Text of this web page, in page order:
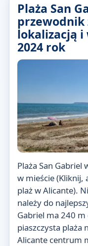
Plaża San
lokalizacją i
2024 rok
Plaża San Gabriel
w mieście (Kliknij,
plaż w Alicante).
należy do
Gabriel ma 240 m
piaszczysta plaża
Alicante centrum